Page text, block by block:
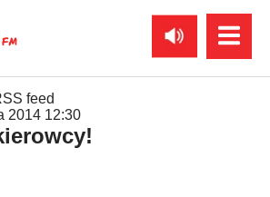
feed
2014 12:30